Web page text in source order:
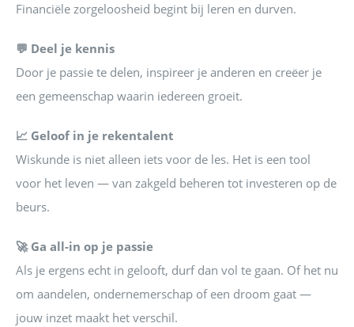
Financiële zorgeloosheid begint bij leren en durven.
💬 Deel je kennis
Door je passie te delen, inspireer je anderen en creëer je
een gemeenschap waarin iedereen groeit.
📈 Geloof in je rekentalent
Wiskunde is niet alleen iets voor de les. Het is een tool
voor het leven — van zakgeld beheren tot investeren op de
beurs.
🚀 Ga all-in op je passie
Als je ergens echt in gelooft, durf dan vol te gaan. Of het nu
om aandelen, ondernemerschap of een droom gaat —
jouw inzet maakt het verschil.